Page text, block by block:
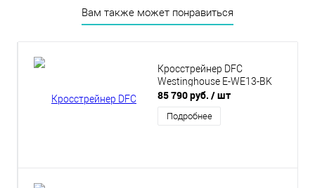
Вам также может понравиться
Кросстрейнер DFC
Westinghouse E-WE13-BK
85 790 руб. / шт
Подробнее